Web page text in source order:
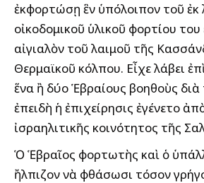
ἐκφορτώσῃ ἓν ὑπόλοιπον τοῦ ἐκ
οἰκοδομικοῦ ὑλικοῦ φορτίου του
αἰγιαλὸν τοῦ λαιμοῦ τῆς
Θερμαϊκοῦ κόλπου. Εἶχε λάβει
ἕνα ἢ δύο Ἑβραίους βοηθοὺς
ἐπειδὴ ἡ ἐπιχείρησις ἐγένετο
ἰσραηλιτικῆς κοινότητος τῆς
Ὁ Ἑβραῖος φορτωτὴς καὶ ὁ
ἤλπιζον νὰ φθάσωσι τόσον